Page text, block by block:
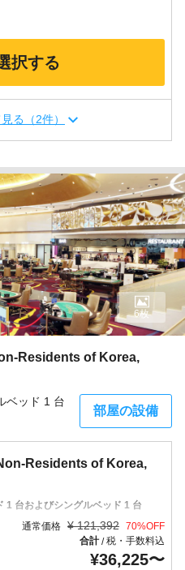
択する
る（2件）
Residents of Korea,
ベッド 1 台
部屋の設備
6枚
Residents of Korea,
1 台およびシングルベッド 1 台
通常価格 ¥ 121,392 70%OFF
合計/税・手数料込
¥36,225〜